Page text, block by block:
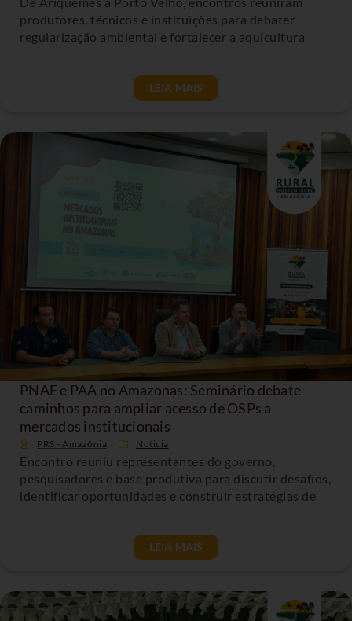
produtores, técnicos e instituições para debater
regularização ambiental e fortalecer a aquicultura
LEIA MAIS
PNAE e PAA no Amazonas: Seminário debate
caminhos para ampliar acesso de OSPs a
mercados institucionais
PRS - Amazônia Noticia
Encontro reuniu representantes do governo,
pesquisadores e base produtiva para discutir desafios,
identificar oportunidades e construir estratégias de
LEIA MAIS